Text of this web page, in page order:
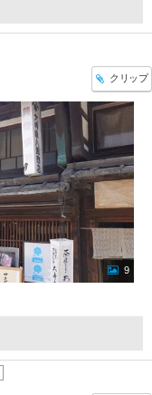
クリップ
9